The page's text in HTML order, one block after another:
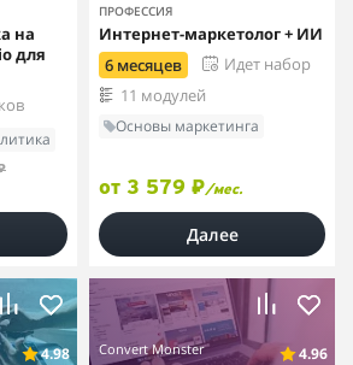
на
для
ПРОФЕССИЯ
Интернет-маркетолог + ИИ
6 месяцев
Идет набор
11 модулей
Основы маркетинга
от 3 579 ₽/мес.
Далее
4.98
Convert Monster
4.96